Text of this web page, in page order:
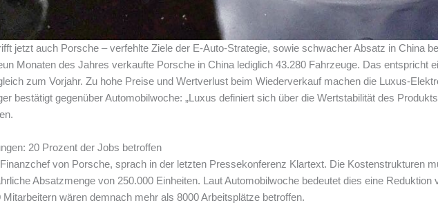
jetzt auch Porsche – verfehlte Ziele der E-Auto-Strategie, sowie schwacher Absatz in China
Monaten des Jahres verkaufte Porsche in China lediglich 43.280 Fahrzeuge. Das entspricht
zum Vorjahr. Zu hohe Preise und Wertverlust beim Wiederverkauf machen die Luxus-
bestätigt gegenüber Automobilwoche: „Luxus definiert sich über die Wertstabilität des
20 Prozent der Jobs betroffen
von Porsche, sprach in der letzten Pressekonferenz Klartext. Die Kostenstrukturen
Absatzmenge von 250.000 Einheiten. Laut Automobilwoche bedeutet dies eine Reduktion
Mitarbeitern wären demnach mehr als 8000 Arbeitsplätze betroffen.